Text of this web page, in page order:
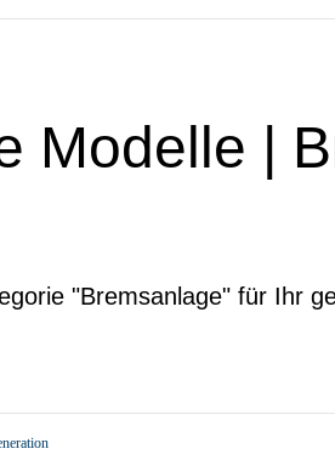
Modelle |
"Bremsanlage" für Ihr